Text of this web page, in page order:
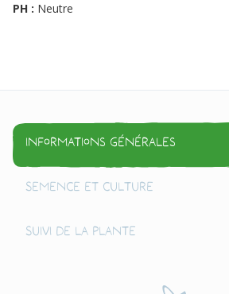
PH : Neutre
Informations générales
Semence et culture
Suivi de la plante